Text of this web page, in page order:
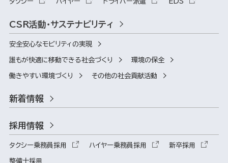
CSR活動・サステナビリティ
安全安心なモビリティの実現
誰もが快適に移動できる社会づくり 環境の保全
働きやすい環境づくり その他の社会貢献活動
新着情報
採用情報
タクシー乗務員採用 ハイヤー乗務員採用 新卒採用
整備士採用